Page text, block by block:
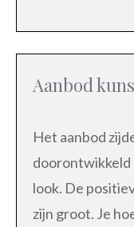
Aanbod
Het aanbod
doorontwikkeld
look. De
zijn groot. Je